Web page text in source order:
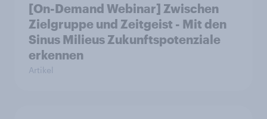
[On-Demand Webinar] Zwischen
Zielgruppe und Zeitgeist - Mit den
Sinus Milieus Zukunftspotenziale
erkennen
Artikel